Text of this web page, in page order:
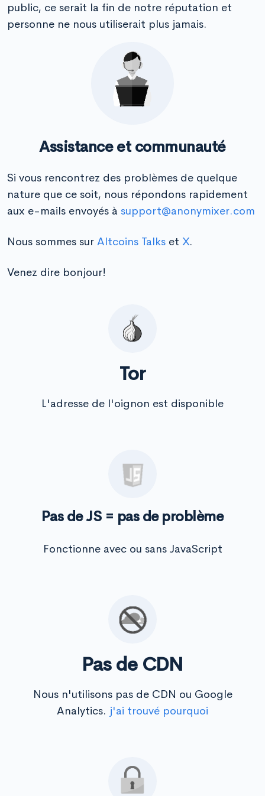
public, ce serait la fin de notre réputation et
personne ne nous utiliserait plus jamais.
Assistance et communauté
Si vous rencontrez des problèmes de quelque
nature que ce soit, nous répondons rapidement
aux e-mails envoyés à support@anonymixer.com
Nous sommes sur Altcoins Talks et X.
Venez dire bonjour!
Tor
L'adresse de l'oignon est disponible
Pas de JS = pas de problème
Fonctionne avec ou sans JavaScript
Pas de CDN
Nous n'utilisons pas de CDN ou Google
Analytics. j'ai trouvé pourquoi